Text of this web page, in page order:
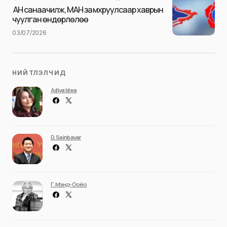
Илгээх
АН санаачилж, МАН замхруулсаар хаврын
чуулган өндөрлөлөө
03/07/2026
НИЙТЛЭЛЧИД
Adiya Idea
D. Sainbayar
Г. Мэнд-Ооёо